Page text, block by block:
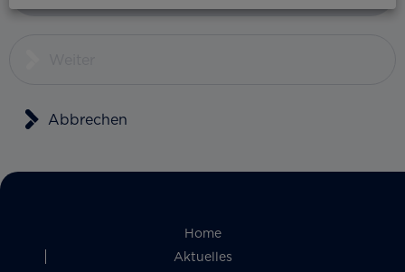
Abbrechen
Home
Aktuelles